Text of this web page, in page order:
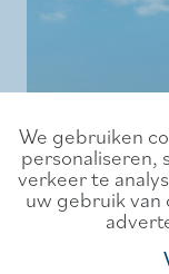
Evenement
We gebruiken
personaliseren,
verkeer te
uw gebruik van